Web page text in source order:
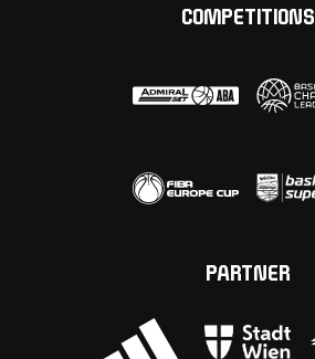
COMPETITIONS
PARTNER